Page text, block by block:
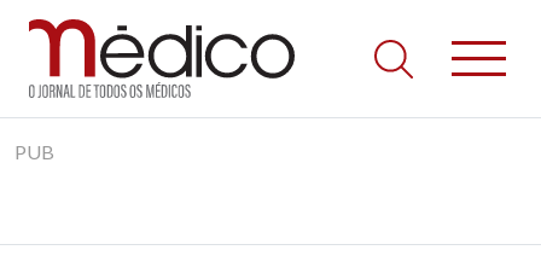
to
Jornal Médico
Médico – O Jornal de Todos os Médicos. Onde as notícias
realmente contam! Tudo o que se passa na Saúde!
PUB